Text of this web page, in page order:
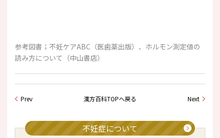
参考図書；不妊ケアABC（医歯薬出版）、ホルモン測定値の
読み方について（中山書店）
Prev 漢方百科TOPへ戻る Next
不妊症について